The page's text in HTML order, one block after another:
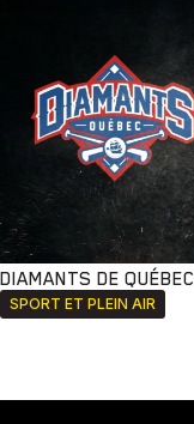
DIAMANTS DE QUÉBEC
SPORT ET PLEIN AIR